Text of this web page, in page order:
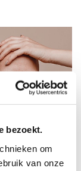
bezoekt.
om
van onze
op